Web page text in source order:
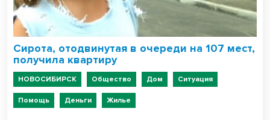
Сирота, отодвинутая в очереди на 107 мест,
получила квартиру
НОВОСИБИРСК Общество Дом Ситуация
Помощь Деньги Жилье